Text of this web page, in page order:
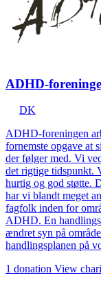
ADHD-
DK
ADHD-foreningen
fornemste opgave at
der følger med. Vi
det rigtige tidspunkt.
hurtig og god støtte.
har vi blandt meget
fagfolk inden for
ADHD. En
ændret syn på
handlingsplanen på
1 donation View